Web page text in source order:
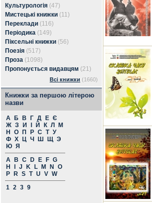
Культурологія (47)
Мистецькі книжки (11)
Переклади (116)
Періодика (149)
Піксельні книжки (56)
Поезія (517)
Проза (1098)
Пропонується видавцям (21)
Всі книжки (1660)
Книжки за першою літерою
назви
А Б В Г Д Е Є
Ж З И Й К Л
М
Н
О П Р С Т У
Ф Х Ц Ч Ш Щ Э
Ю Я
A
B C D E F G
H
J K L M N
O
P
R S T U V W
1 2 3 9